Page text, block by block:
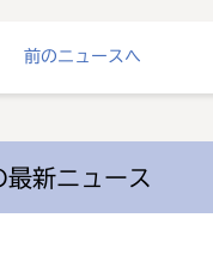
前のニュースへ
新ニュース